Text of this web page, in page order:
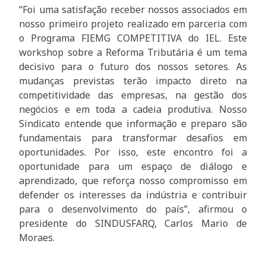
“Foi uma satisfação receber nossos associados em
nosso primeiro projeto realizado em parceria com
o Programa FIEMG COMPETITIVA do IEL. Este
workshop sobre a Reforma Tributária é um tema
decisivo para o futuro dos nossos setores. As
mudanças previstas terão impacto direto na
competitividade das empresas, na gestão dos
negócios e em toda a cadeia produtiva. Nosso
Sindicato entende que informação e preparo são
fundamentais para transformar desafios em
oportunidades. Por isso, este encontro foi a
oportunidade para um espaço de diálogo e
aprendizado, que reforça nosso compromisso em
defender os interesses da indústria e contribuir
para o desenvolvimento do país”, afirmou o
presidente do SINDUSFARQ, Carlos Mario de
Moraes.